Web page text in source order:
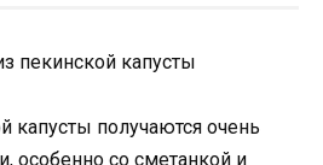
пекинской капусты
капусты получаются очень
со сметанкой и